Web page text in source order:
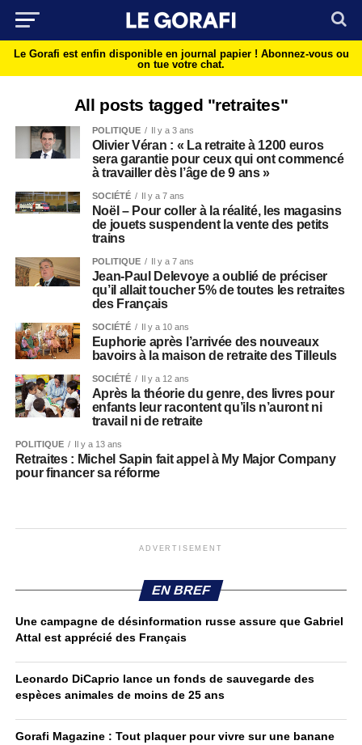
Le Gorafi est enfin disponible en journal papier ! Abonnez-vous ou
on tue votre chat.
All posts tagged "retraites"
POLITIQUE Il y a 3 ans
Olivier Véran : « La retraite à 1200 euros
sera garantie pour ceux qui ont commencé
à travailler dès l’âge de 9 ans »
SOCIÉTÉ Il y a 7 ans
Noël – Pour coller à la réalité, les magasins
de jouets suspendent la vente des petits
trains
POLITIQUE Il y a 7 ans
Jean-Paul Delevoye a oublié de préciser
qu’il allait toucher 5% de toutes les retraites
des Français
SOCIÉTÉ Il y a 10 ans
Euphorie après l’arrivée des nouveaux
bavoirs à la maison de retraite des Tilleuls
SOCIÉTÉ Il y a 12 ans
Après la théorie du genre, des livres pour
enfants leur racontent qu’ils n’auront ni
travail ni de retraite
POLITIQUE Il y a 13 ans
Retraites : Michel Sapin fait appel à My Major Company
pour financer sa réforme
ADVERTISEMENT
EN BREF
Une campagne de désinformation russe assure que Gabriel
Attal est apprécié des Français
Leonardo DiCaprio lance un fonds de sauvegarde des
espèces animales de moins de 25 ans
Gorafi Magazine : Tout plaquer pour vivre sur une banane